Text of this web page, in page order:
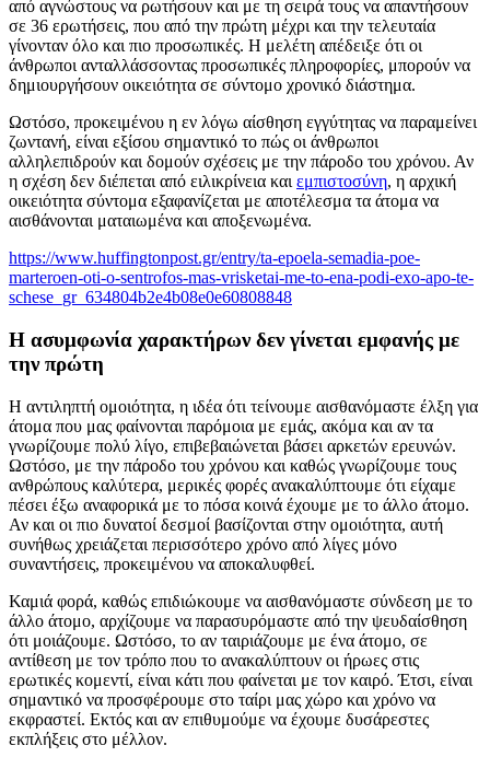
από αγνώστους να ρωτήσουν και με τη σειρά τους να απαντήσουν
σε 36 ερωτήσεις, που από την πρώτη μέχρι και την τελευταία
γίνονταν όλο και πιο προσωπικές. Η μελέτη απέδειξε ότι οι
άνθρωποι ανταλλάσσοντας προσωπικές πληροφορίες, μπορούν να
δημιουργήσουν οικειότητα σε σύντομο χρονικό διάστημα.
Ωστόσο, προκειμένου η εν λόγω αίσθηση εγγύτητας να παραμείνει
ζωντανή, είναι εξίσου σημαντικό το πώς οι άνθρωποι
αλληλεπιδρούν και δομούν σχέσεις με την πάροδο του χρόνου. Αν
η σχέση δεν διέπεται από ειλικρίνεια και εμπιστοσύνη, η αρχική
οικειότητα σύντομα εξαφανίζεται με αποτέλεσμα τα άτομα να
αισθάνονται ματαιωμένα και αποξενωμένα.
https://www.huffingtonpost.gr/entry/ta-epoela-semadia-poe-
marteroen-oti-o-sentrofos-mas-vrisketai-me-to-ena-podi-exo-apo-te-
schese_gr_634804b2e4b08e0e60808848
Η ασυμφωνία χαρακτήρων δεν γίνεται εμφανής με
την πρώτη
Η αντιληπτή ομοιότητα, η ιδέα ότι τείνουμε αισθανόμαστε έλξη για
άτομα που μας φαίνονται παρόμοια με εμάς, ακόμα και αν τα
γνωρίζουμε πολύ λίγο, επιβεβαιώνεται βάσει αρκετών ερευνών.
Ωστόσο, με την πάροδο του χρόνου και καθώς γνωρίζουμε τους
ανθρώπους καλύτερα, μερικές φορές ανακαλύπτουμε ότι είχαμε
πέσει έξω αναφορικά με το πόσα κοινά έχουμε με το άλλο άτομο.
Αν και οι πιο δυνατοί δεσμοί βασίζονται στην ομοιότητα, αυτή
συνήθως χρειάζεται περισσότερο χρόνο από λίγες μόνο
συναντήσεις, προκειμένου να αποκαλυφθεί.
Καμιά φορά, καθώς επιδιώκουμε να αισθανόμαστε σύνδεση με το
άλλο άτομο, αρχίζουμε να παρασυρόμαστε από την ψευδαίσθηση
ότι μοιάζουμε. Ωστόσο, το αν ταιριάζουμε με ένα άτομο, σε
αντίθεση με τον τρόπο που το ανακαλύπτουν οι ήρωες στις
ερωτικές κομεντί, είναι κάτι που φαίνεται με τον καιρό. Έτσι, είναι
σημαντικό να προσφέρουμε στο ταίρι μας χώρο και χρόνο να
εκφραστεί. Εκτός και αν επιθυμούμε να έχουμε δυσάρεστες
εκπλήξεις στο μέλλον.